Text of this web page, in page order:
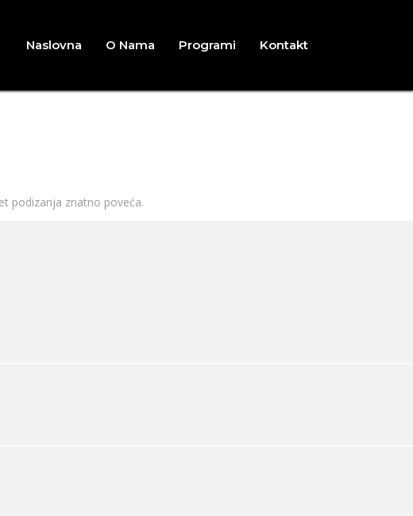
Naslovna O Nama Programi Kontakt
podizanja znatno poveća.